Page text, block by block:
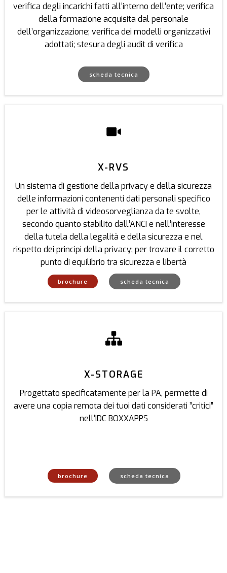
verifica degli incarichi fatti all’interno dell’ente; verifica
della formazione acquisita dal personale
dell’organizzazione; verifica dei modelli organizzativi
adottati; stesura degli audit di verifica
scheda tecnica
X-RVS
Un sistema di gestione della privacy e della sicurezza
delle informazioni contenenti dati personali specifico
per le attività di videosorveglianza da te svolte,
secondo quanto stabilito dall’ANCI e nell’interesse
della tutela della legalità e della sicurezza e nel
rispetto dei principi della privacy; per trovare il corretto
punto di equilibrio tra sicurezza e libertà
brochure scheda tecnica
X-STORAGE
Progettato specificatamente per la PA, permette di
avere una copia remota dei tuoi dati considerati ”critici”
nell’IDC BOXXAPPS
brochure scheda tecnica